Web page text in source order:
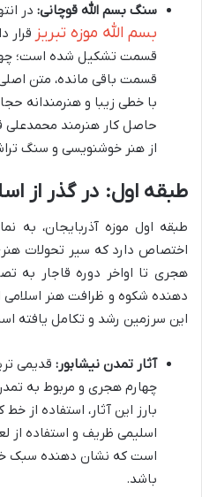
سنگ بسم الله قوچانی: در
بسم الله موزه تبریز قرار
قسمت تشکیل شده است؛
قسمت باقی مانده، متن
با خطی زیبا و هنرمندانه
حاصل کار هنرمند محمدعلی
از هنر خوشنویسی و سنگ
طبقه اول: در گذر از
طبقه اول موزه آذربایجان، به
اختصاص دارد که سیر تحولات
هجری تا اواخر دوره قاجار به
دهنده شکوه و ظرافت هنر
این سرزمین رشد و تکامل یافته
آثار تمدن نیشابور: قدیمی
چهارم هجری و مربوط به
بارز این آثار، استفاده از
اسلیمی ظریف و استفاده
است که نشان دهنده سبک
باشد.